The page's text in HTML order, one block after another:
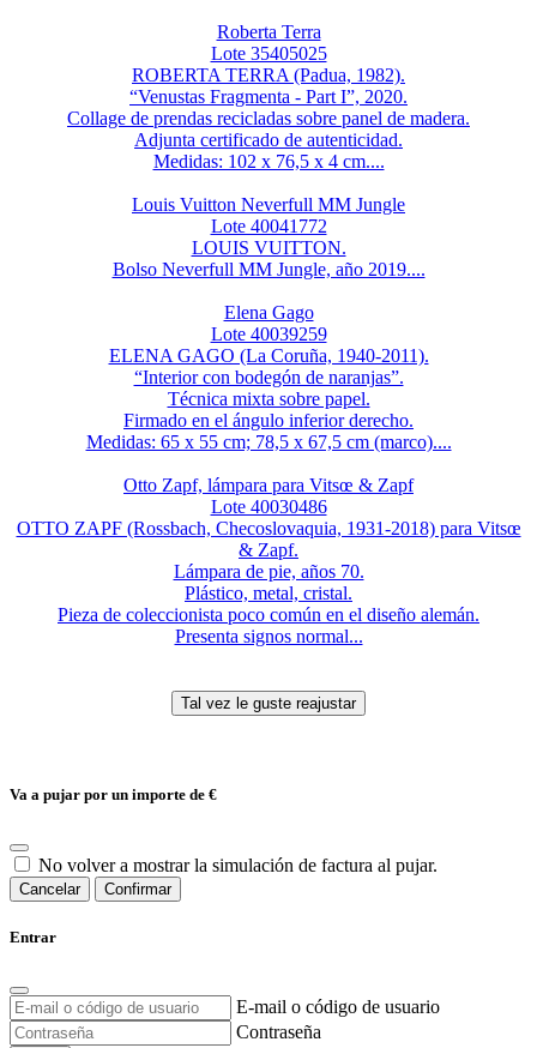
Roberta Terra
Lote 35405025
ROBERTA TERRA (Padua, 1982).
“Venustas Fragmenta - Part I”, 2020.
Collage de prendas recicladas sobre panel de madera.
Adjunta certificado de autenticidad.
Medidas: 102 x 76,5 x 4 cm....
Louis Vuitton Neverfull MM Jungle
Lote 40041772
LOUIS VUITTON.
Bolso Neverfull MM Jungle, año 2019....
Elena Gago
Lote 40039259
ELENA GAGO (La Coruña, 1940-2011).
“Interior con bodegón de naranjas”.
Técnica mixta sobre papel.
Firmado en el ángulo inferior derecho.
Medidas: 65 x 55 cm; 78,5 x 67,5 cm (marco)....
Otto Zapf, lámpara para Vitsœ & Zapf
Lote 40030486
OTTO ZAPF (Rossbach, Checoslovaquia, 1931-2018) para Vitsœ
& Zapf.
Lámpara de pie, años 70.
Plástico, metal, cristal.
Pieza de coleccionista poco común en el diseño alemán.
Presenta signos normal...
Va a pujar por un importe de €
No volver a mostrar la simulación de factura al pujar.
Cancelar Confirmar
Entrar
E-mail o código de usuario
Contraseña